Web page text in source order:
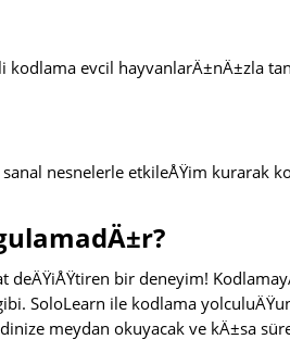
evcil hayvanlarÄ±nÄ±zla
nesnelerle etkileÅŸim kurarak
deÄŸiÅŸtiren bir deneyim!
SoloLearn ile kodlama
meydan okuyacak ve kÄ±sa